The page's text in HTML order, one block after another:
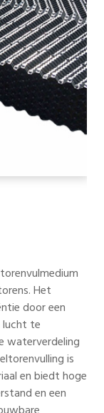
Het
door een
te
waterverdeling
is
en biedt hoge
en een